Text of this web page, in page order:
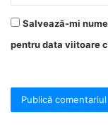
Salvează-mi
pentru data viitoare